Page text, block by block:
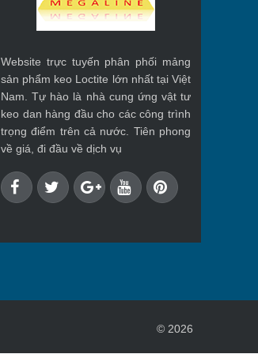
Website trực tuyến phân phối mảng
sản phẩm keo Loctite lớn nhất tại Việt
Nam. Tự hào là nhà cung ứng vật tư
keo dan hàng đầu cho các công trình
trọng điểm trên cả nước. Tiên phong
về giá, đi đầu về dịch vụ
© 2026